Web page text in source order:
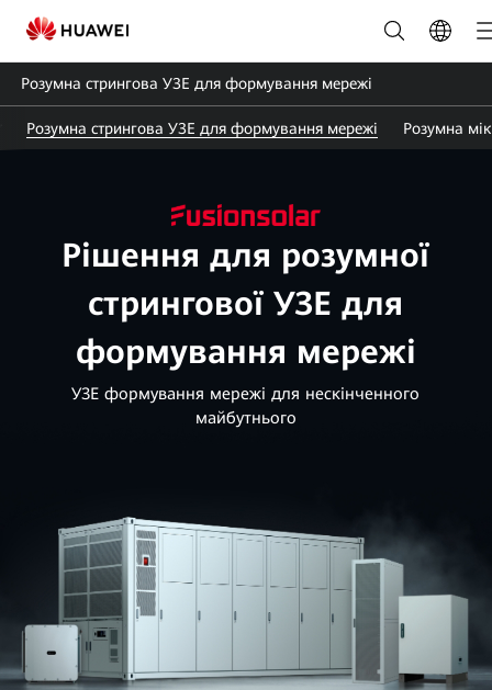
Рішення
зі
зберігання
енергії
Smart
Ukraine
Розумна стрингова УЗЕ для формування мережі
Розумна стрингова УЗЕ для формування мережі Розумна
Рішення для розумної
стрингової УЗЕ для
формування мережі
УЗЕ формування мережі для нескінченного
майбутнього